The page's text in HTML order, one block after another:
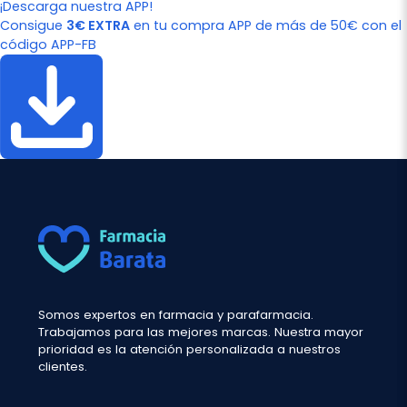
¡Descarga nuestra APP!
Consigue 3€ EXTRA en tu compra APP de más de 50€ con el
código APP-FB
Somos expertos en farmacia y parafarmacia.
Trabajamos para las mejores marcas. Nuestra mayor
prioridad es la atención personalizada a nuestros
clientes.